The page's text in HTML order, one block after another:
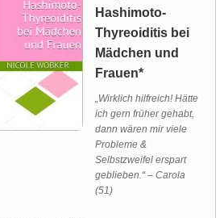
Hashimoto-
Thyreoiditis bei
Mädchen und
Frauen*
„Wirklich hilfreich! Hätte
ich gern früher gehabt,
dann wären mir viele
Probleme &
Selbstzweifel erspart
geblieben.“ – Carola
(51)